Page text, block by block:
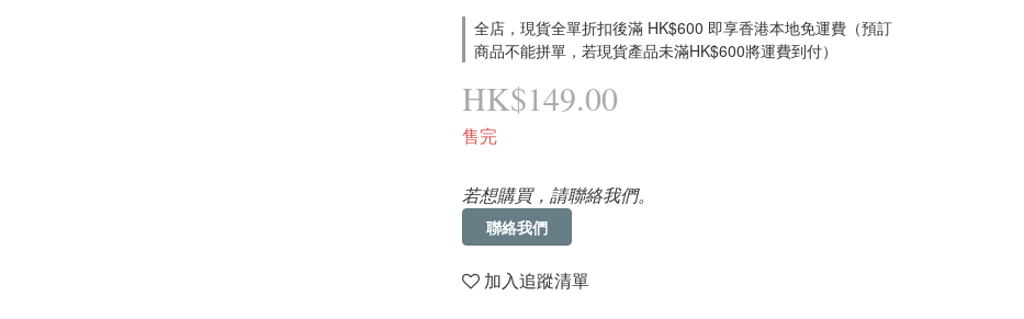
全店，現貨全單折扣後滿 HK$600 即享香港本地免運費（預訂
商品不能拼單，若現貨產品未滿HK$600將運費到付）
HK$149.00
售完
若想購買，請聯絡我們。
聯絡我們
加入追蹤清單